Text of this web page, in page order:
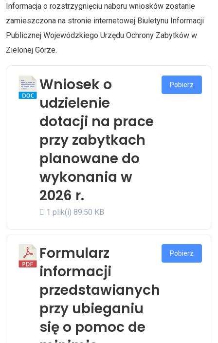
Informacja o rozstrzygnięciu naboru wniosków zostanie
zamieszczona na stronie internetowej Biuletynu Informacji
Publicznej Wojewódzkiego Urzędu Ochrony Zabytków w
Zielonej Górze.
Wniosek o
udzielenie
dotacji na prace
przy zabytkach
planowane do
wykonania w
2026 r.
1 plik(i) 89.50 KB
Pobierz
Formularz
informacji
przedstawianych
przy ubieganiu
się o pomoc de
Pobierz